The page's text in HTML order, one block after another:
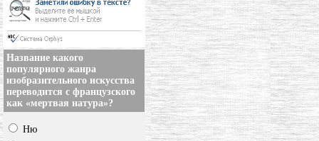
Название какого
популярного жанра
изобразительного искусства
переводится с французского
как «мертвая натура»?
Ню